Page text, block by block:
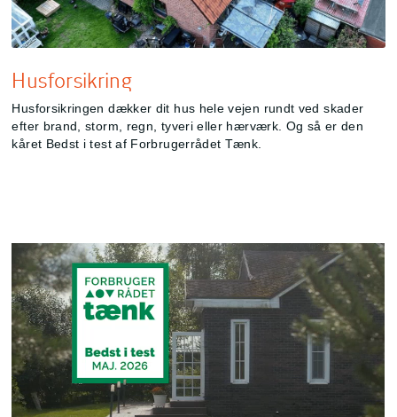
Husforsikring
Husforsikringen dækker dit hus hele vejen rundt ved skader
efter brand, storm, regn, tyveri eller hærværk. Og så er den
kåret Bedst i test af Forbrugerrådet Tænk.